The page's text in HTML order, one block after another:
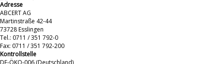
Adresse
ABCERT AG
Martinstraße 42-44
73728 Esslingen
Tel.: 0711 / 351 792-0
Fax: 0711 / 351 792-200
Kontrollstelle
DE-ÖKO-006 (Deutschland)